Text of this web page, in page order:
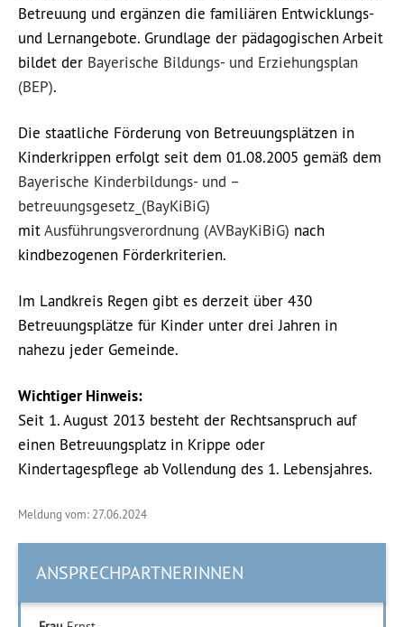
Betreuung und ergänzen die familiären Entwicklungs-
und Lernangebote. Grundlage der pädagogischen Arbeit
bildet der Bayerische Bildungs- und Erziehungsplan
(BEP).
Die staatliche Förderung von Betreuungsplätzen in
Kinderkrippen erfolgt seit dem 01.08.2005 gemäß dem
Bayerische Kinderbildungs- und –
betreuungsgesetz_(BayKiBiG)
mitAusführungsverordnung (AVBayKiBiG) nach
kindbezogenen Förderkriterien.
Im Landkreis Regen gibt es derzeit über 430
Betreuungsplätze für Kinder unter drei Jahren in
nahezu jeder Gemeinde.
Wichtiger Hinweis:
Seit 1. August 2013 besteht der Rechtsanspruch auf
einen Betreuungsplatz in Krippe oder
Kindertagespflege ab Vollendung des 1. Lebensjahres.
Meldung vom: 27.06.2024
ANSPRECHPARTNERINNEN